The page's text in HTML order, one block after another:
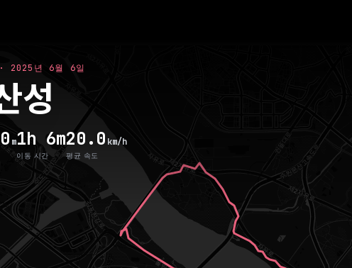
2025년 6월 6일
성
m1h 6m
이동 시간
20.0 km/h
평균 속도